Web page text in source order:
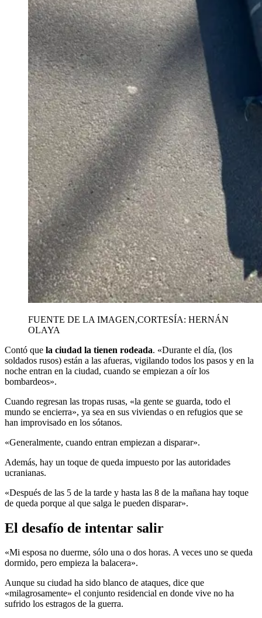
FUENTE DE LA IMAGEN,CORTESÍA: HERNÁN
OLAYA
Contó que la ciudad la tienen rodeada. «Durante el día, (los
soldados rusos) están a las afueras, vigilando todos los pasos y en la
noche entran en la ciudad, cuando se empiezan a oír los
bombardeos».
Cuando regresan las tropas rusas, «la gente se guarda, todo el
mundo se encierra», ya sea en sus viviendas o en refugios que se
han improvisado en los sótanos.
«Generalmente, cuando entran empiezan a disparar».
Además, hay un toque de queda impuesto por las autoridades
ucranianas.
«Después de las 5 de la tarde y hasta las 8 de la mañana hay toque
de queda porque al que salga le pueden disparar».
El desafío de intentar salir
«Mi esposa no duerme, sólo una o dos horas. A veces uno se queda
dormido, pero empieza la balacera».
Aunque su ciudad ha sido blanco de ataques, dice que
«milagrosamente» el conjunto residencial en donde vive no ha
sufrido los estragos de la guerra.